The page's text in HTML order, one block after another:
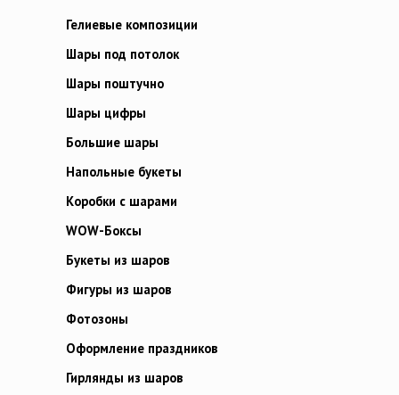
Гелиевые композиции
Шары под потолок
Шары поштучно
Шары цифры
Большие шары
Напольные букеты
Коробки с шарами
WOW-Боксы
Букеты из шаров
Фигуры из шаров
Фотозоны
Оформление праздников
Гирлянды из шаров